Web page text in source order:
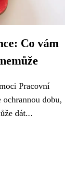
Co vám
Pracovní
ochrannou dobu,
dát...